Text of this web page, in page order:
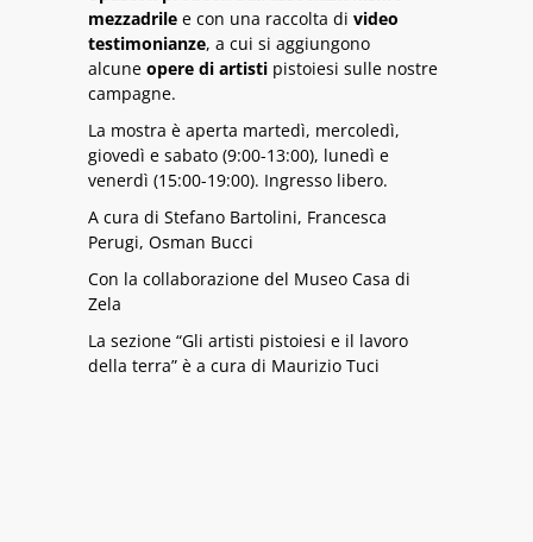
mezzadrile e con una raccolta di video
testimonianze, a cui si aggiungono
alcune opere di artisti pistoiesi sulle nostre
campagne.
La mostra è aperta martedì, mercoledì,
giovedì e sabato (9:00-13:00), lunedì e
venerdì (15:00-19:00). Ingresso libero.
A cura di Stefano Bartolini, Francesca
Perugi, Osman Bucci
Con la collaborazione del Museo Casa di
Zela
La sezione “Gli artisti pistoiesi e il lavoro
della terra” è a cura di Maurizio Tuci